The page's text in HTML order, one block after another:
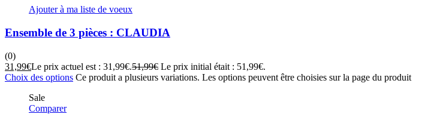
Ajouter à ma liste de voeux
Ensemble de 3 pièces : CLAUDIA
(0)
31,99€Le prix actuel est : 31,99€.51,99€ Le prix initial était : 51,99€.
Choix des options Ce produit a plusieurs variations. Les options peuvent être choisies sur la page du produit
Sale
Comparer